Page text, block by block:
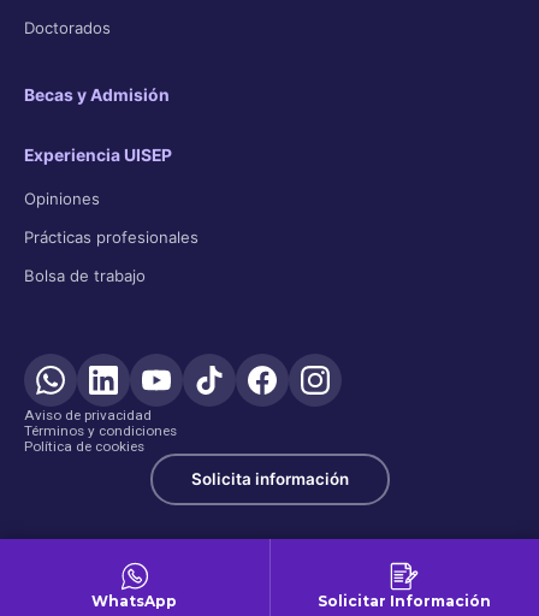
Doctorados
Becas y Admisión
Experiencia UISEP
Opiniones
Prácticas profesionales
Bolsa de trabajo
Aviso de privacidad
Términos y condiciones
Política de cookies
Solicita información
WhatsApp Solicitar Información